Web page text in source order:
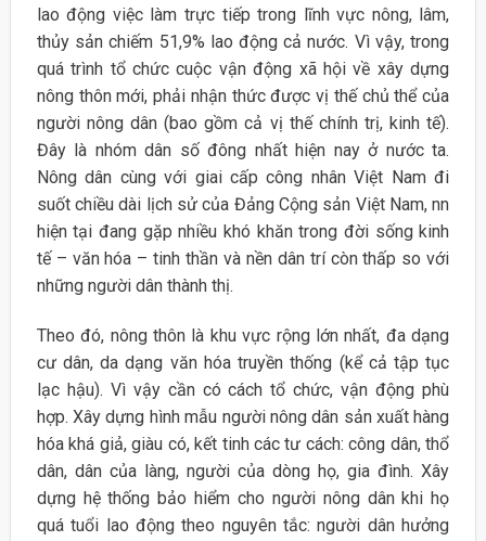
lao động việc làm trực tiếp trong lĩnh vực nông, lâm,
thủy sản chiếm 51,9% lao động cả nước. Vì vậy, trong
quá trình tổ chức cuộc vận động xã hội về xây dựng
nông thôn mới, phải nhận thức được vị thế chủ thể của
người nông dân (bao gồm cả vị thế chính trị, kinh tế).
Đây là nhóm dân số đông nhất hiện nay ở nước ta.
Nông dân cùng với giai cấp công nhân Việt Nam đi
suốt chiều dài lịch sử của Đảng Cộng sản Việt Nam, nn
hiện tại đang gặp nhiều khó khăn trong đời sống kinh
tế – văn hóa – tinh thần và nền dân trí còn thấp so với
những người dân thành thị.
Theo đó, nông thôn là khu vực rộng lớn nhất, đa dạng
cư dân, da dạng văn hóa truyền thống (kể cả tập tục
lạc hậu). Vì vậy cần có cách tổ chức, vận động phù
hợp. Xây dựng hình mẫu người nông dân sản xuất hàng
hóa khá giả, giàu có, kết tinh các tư cách: công dân, thổ
dân, dân của làng, người của dòng họ, gia đình. Xây
dựng hệ thống bảo hiểm cho người nông dân khi họ
quá tuổi lao động theo nguyên tắc: người dân hưởng